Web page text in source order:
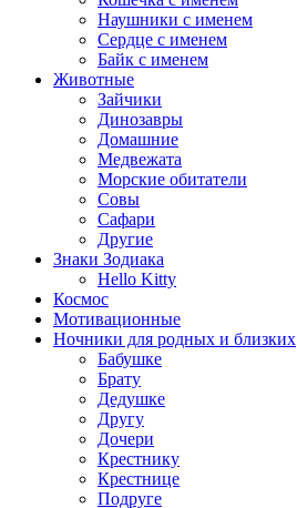
Наушники с именем
Сердце с именем
Байк с именем
Животные
Зайчики
Динозавры
Домашние
Медвежата
Морские обитатели
Совы
Сафари
Другие
Знаки Зодиака
Hello Kitty
Космос
Мотивационные
Ночники для родных и близких
Бабушке
Брату
Дедушке
Другу
Дочери
Крестнику
Крестнице
Подруге